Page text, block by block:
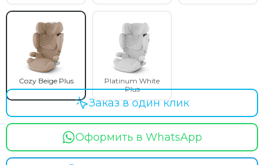
Cozy Beige Plus
Platinum White
Plus
Оформить в WhatsApp
Заказ в один клик